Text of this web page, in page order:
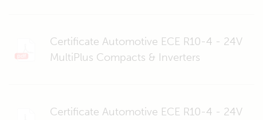
Certificate Automotive ECE R10-4 - 24V
MultiPlus Compacts & Inverters
Certificate Automotive ECE R10-4 - 24V